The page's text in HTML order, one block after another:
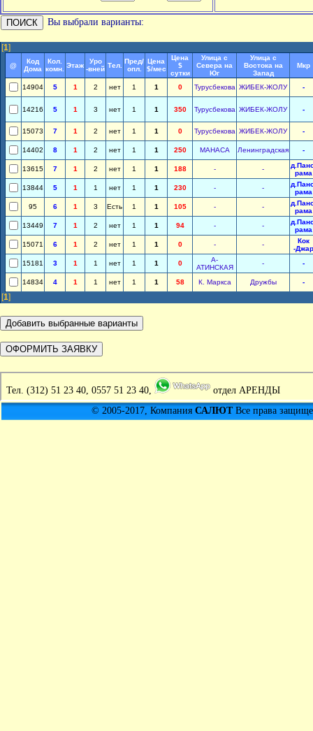
Вы выбрали варианты:
[1]
@
Код
Дома
Кол.
комн. Этаж
Уро
-вней Тел.
Пред/
опл.
Цена
$/мес
Цена
$
сутки
Улица с
Севера на
Юг
Улица с
Востока на
Запад
Мкр
14904 5 1 2 нет 1 1 0 Турусбекова ЖИБЕК-ЖОЛУ -
14216 5 1 3 нет 1 1 350 Турусбекова ЖИБЕК-ЖОЛУ -
15073 7 1 2 нет 1 1 0 Турусбекова ЖИБЕК-ЖОЛУ -
14402 8 1 2 нет 1 1 250 МАНАСА Ленинградская -
13615 7 1 2 нет 1 1 188 - -
рама
13844
5 1 1 нет 1 1 230 - -
рама
95
6 1 3 Есть 1 1 105 - -
рама
13449
7 1 2 нет 1 1 94 - -
рама
15071
6 1 2 нет 1 1 0 - -
Кок
-Джар
15181
3 1 1 нет 1 1 0
А-
АТИНСКАЯ
- -
14834 4 1 1 нет 1 1 58 К. Маркса Дружбы -
[1]
Тел. (312) 51 23 40, 0557 51 23 40,
отдел АРЕНДЫ
© 2005-2017, Компания САЛЮТВсе права